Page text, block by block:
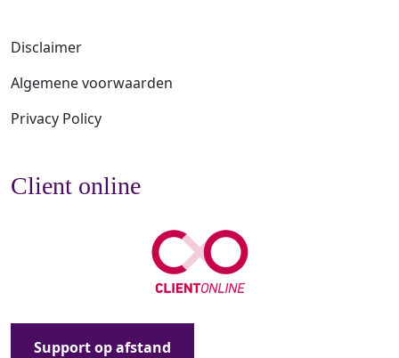
Disclaimer
Algemene voorwaarden
Privacy Policy
Client online
Support op afstand